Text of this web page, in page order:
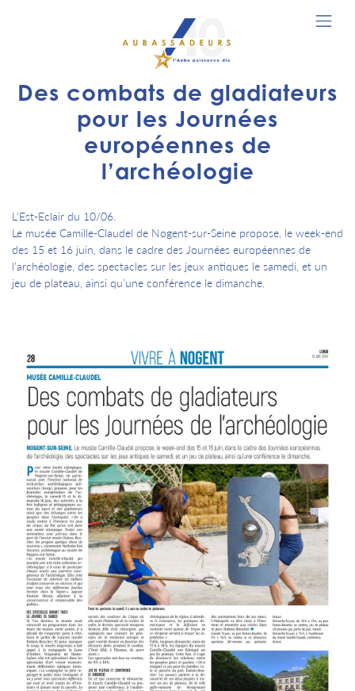
Des combats de gladiateurs
pour les Journées
européennes de
l’archéologie
L'Est-Eclair du 10/06.
Le musée Camille-Claudel de Nogent-sur-Seine propose, le week-end
des 15 et 16 juin, dans le cadre des Journées européennes de
l’archéologie, des spectacles sur les jeux antiques le samedi, et un
jeu de plateau, ainsi qu’une conférence le dimanche.